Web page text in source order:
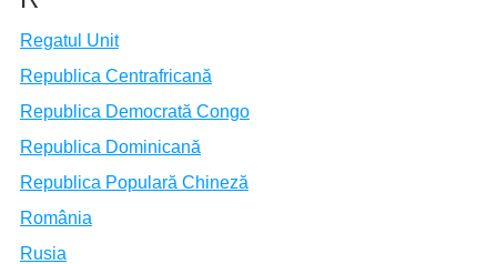
Regatul Unit
Republica Centrafricană
Republica Democrată Congo
Republica Dominicană
Republica Populară Chineză
România
Rusia